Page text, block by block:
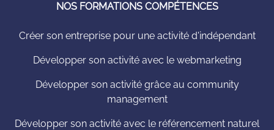
NOS FORMATIONS COMPÉTENCES
Créer son entreprise pour une activité d'indépendant
Développer son activité avec le webmarketing
Développer son activité grâce au community
management
Développer son activité avec le référencement naturel